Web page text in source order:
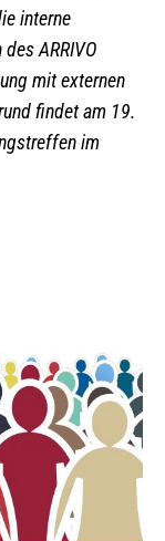
interne
ARRIVO
mit externen
findet am 19.
im